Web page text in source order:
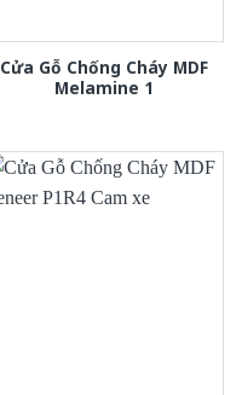
Cửa Gỗ Chống Cháy MDF
Melamine 1